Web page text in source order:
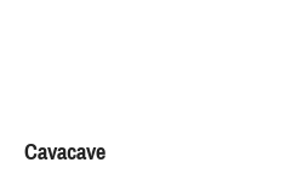
Cavacave